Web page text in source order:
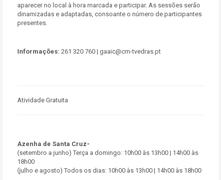
aparecer no local à hora marcada e participar. As sessões serão
dinamizadas e adaptadas, consoante o número de participantes
presentes.
Informações: 261 320 760 | gaaic@cm-tvedras.pt
Atividade Gratuita
Azenha de Santa Cruz-
(setembro a junho) Terça a domingo: 10h00 às 13h00 | 14h00 às
18h00
(julho e agosto) Todos os dias: 10h00 às 13h00 | 14h00 às 18h00